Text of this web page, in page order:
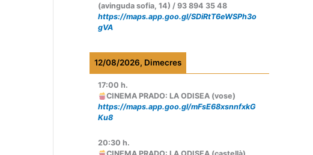
(avinguda sofia, 14) / 93 894 35 48
https://maps.app.goo.gl/SDiRtT6eWSPh3o
gVA
12/08/2026, Dimecres
17:00 h.
CINEMA PRADO: LA ODISEA (vose)
https://maps.app.goo.gl/mFsE68xsnnfxkG
Ku8
20:30 h.